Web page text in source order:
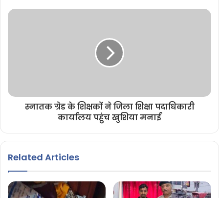
स्नातक ग्रेड के शिक्षकों ने जिला शिक्षा पदाधिकारी
कार्यालय पहुंच खुशिया मनाई
Related Articles